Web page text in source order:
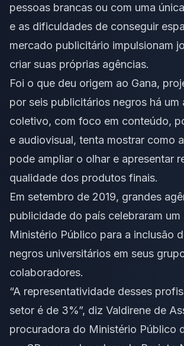
pessoas brancas ou com uma
e as dificuldades de conseguir
mercado publicitário impulsionam
criar suas próprias agências.
Foi o que deu origem ao Gana,
por seis publicitários negros há um
coletivo, com foco em conteúdo,
e audiovisual, tenta mostrar como
pode ampliar o olhar e apresentar
qualidade dos produtos finais.
Em setembro de 2019, grandes
publicidade do país celebraram
Ministério Público para a inclusão
negros universitários em seus
colaboradores.
“A representatividade desses
setor é de 3%”, diz Valdirene de
procuradora do Ministério Público